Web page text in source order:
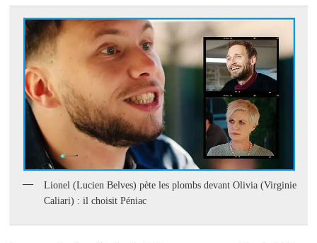
Lionel (Lucien Belves) pète les plombs devant Olivia (Virginie
Caliari) : il choisit Péniac